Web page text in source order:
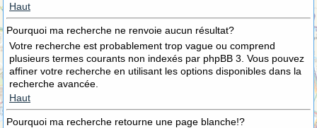
Haut
Pourquoi ma recherche ne renvoie aucun résultat?
Votre recherche est probablement trop vague ou comprend
plusieurs termes courants non indexés par phpBB 3. Vous pouvez
affiner votre recherche en utilisant les options disponibles dans la
recherche avancée.
Haut
Pourquoi ma recherche retourne une page blanche!?